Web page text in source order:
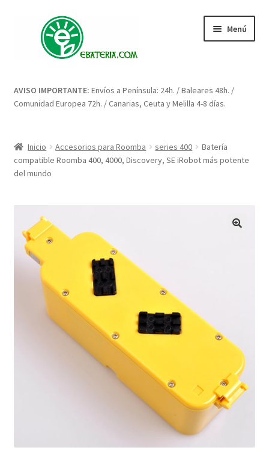
contenido
Menú
Blog: artículos y consejos
Condiciones
Enova Bateria para Roomba
Finalizar compra
Mi cuenta
AVISO IMPORTANTE: Envíos a Península: 24h. / Baleares 48h. /
Comunidad Europea 72h. / Canarias, Ceuta y Melilla 4-8 días.
Inicio Accesorios para Roomba series 400
Batería
compatible Roomba 400, 4000, Discovery, SE iRobot más potente
del mundo